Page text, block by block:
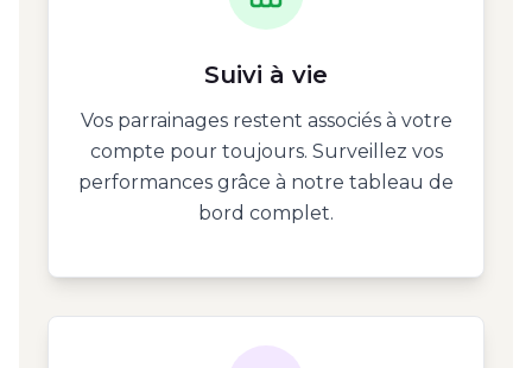
Suivi à vie
Vos parrainages restent associés à votre
compte pour toujours. Surveillez vos
performances grâce à notre tableau de
bord complet.